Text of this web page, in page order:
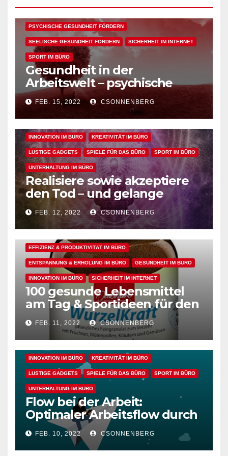
PSYCHISCHE GESUNDHEIT FÖRDERN
SEELISCHE GESUNDHEIT FÖRDERN SICHERHEIT IM INTERNET
SPORT IM BÜRO
Gesundheit in der
Arbeitswelt – psychische
sowie geistige, körperliche
und seelische Gesundheit
bei der Arbeit fördern
FEB. 15, 2022 CSONNENBERG
ALLGEMEIN ARBEITSFLOW BÜRO GADGETS
BÜRO GADGETS FÜR FRAUEN BÜRO GADGETS FÜR MÄNNER
EFFIZIENZ & PRODUKTIVITÄT IM BÜRO
INNOVATION IM BÜRO KREATIVITÄT IM BÜRO
LUSTIGE GADGETS SPIELE FÜR DAS BÜRO SPORT IM BÜRO
UNTERHALTUNG IM BÜRO
Realisiere sowie akzeptiere
den Tod – und gelange
dadurch in den perfekten
Arbeitsflow
FEB. 12, 2022 CSONNENBERG
EFFIZIENZ & PRODUKTIVITÄT IM BÜRO
ENTSPANNUNG & ERHOLUNG IM BÜRO GESUNDHEIT IM BÜRO
INNOVATION IM BÜRO SICHERHEIT IM INTERNET
100 gesunde Lebensmittel
am Tag & Sportideen für den
Arbeitsalltag – für einen
gesunden Büroalltag
FEB. 11, 2022 CSONNENBERG
ALLGEMEIN ARBEITSFLOW BÜRO GADGETS
BÜRO GADGETS FÜR FRAUEN BÜRO GADGETS FÜR MÄNNER
EFFIZIENZ & PRODUKTIVITÄT IM BÜRO
INNOVATION IM BÜRO KREATIVITÄT IM BÜRO
LUSTIGE GADGETS SPIELE FÜR DAS BÜRO SPORT IM BÜRO
UNTERHALTUNG IM BÜRO
Flow bei der Arbeit:
Optimaler Arbeitsflow durch
wache Achtsamkeit
FEB. 10, 2022 CSONNENBERG